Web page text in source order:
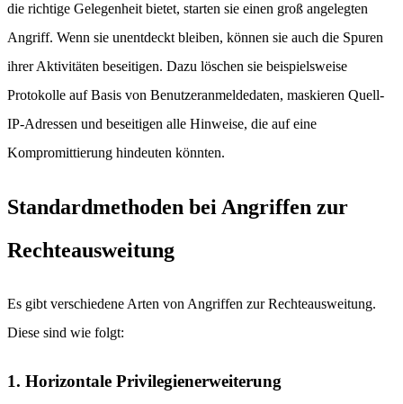
die richtige Gelegenheit bietet, starten sie einen groß angelegten
Angriff. Wenn sie unentdeckt bleiben, können sie auch die Spuren
ihrer Aktivitäten beseitigen. Dazu löschen sie beispielsweise
Protokolle auf Basis von Benutzeranmeldedaten, maskieren Quell-
IP-Adressen und beseitigen alle Hinweise, die auf eine
Kompromittierung hindeuten könnten.
Standardmethoden bei Angriffen zur
Rechteausweitung
Es gibt verschiedene Arten von Angriffen zur Rechteausweitung.
Diese sind wie folgt:
1. Horizontale Privilegienerweiterung